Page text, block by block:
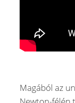
Magából az